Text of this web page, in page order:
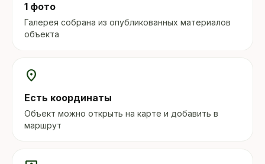
1 фото
Галерея собрана из опубликованных материалов
объекта
location_on
Есть координаты
Объект можно открыть на карте и добавить в
маршрут